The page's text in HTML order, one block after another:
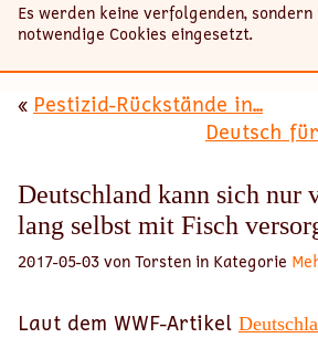
Es werden keine verfolgenden,
notwendige Cookies eingesetzt.
« Pestizid-Rückstände in...
Deutsch
Deutschland kann sich nur
lang selbst mit Fisch
2017-05-03 von Torsten in Kategorie
Laut dem WWF-Artikel